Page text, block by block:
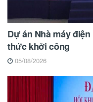
Dự án Nhà máy
thức khởi công
05/08/2026